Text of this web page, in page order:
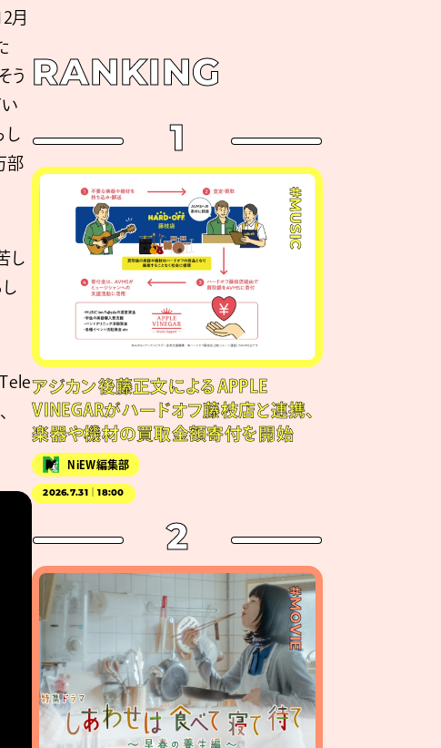
月
う
し
部
し
RANKING
1
#MUSIC
アジカン後藤正文によるAPPLE
VINEGARがハードオフ藤枝店と連携、
楽器や機材の買取金額寄付を開始
NiEW編集部
2026.7.31｜18:00
2
#MOVIE